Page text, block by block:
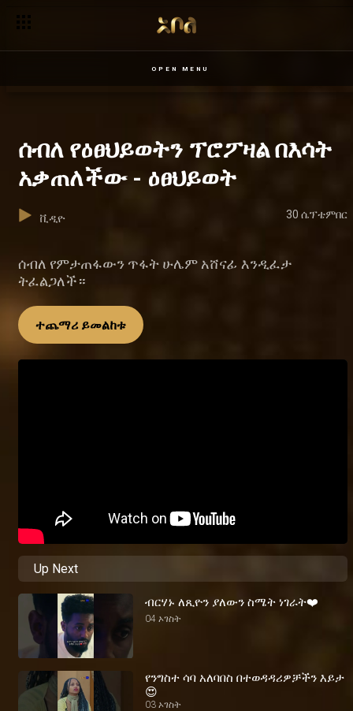
OPEN MENU
ሰብለ የዕፀህይወትን ፕሮፖዛል በእሳት
አቃጠለችው - ዕፀህይወት
ቪዲዮ 30 ሴፕቴምበር
ሰብለ የምታጠፋውን ጥፋት ሁሌም አሸናፊ እንዲፈታ
ትፈልጋለች።
ተጨማሪ ይመልከቱ
Up Next
ብርሃኑ ለጺዮን ያለውን ስሜት ነገራት❤️
04 ኦገስት
የንግስተ ሳባ አለባበስ በተወዳዳሪዎቻችን እይታ
😍
03 ኦገስት